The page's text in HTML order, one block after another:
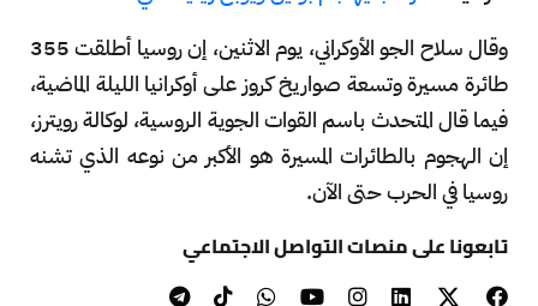
وقال سلاح الجو الأوكراني، يوم الاثنين، إن روسيا أطلقت 355
طائرة مسيرة وتسعة صواريخ كروز على أوكرانيا الليلة الماضية،
فيما قال المتحدث باسم القوات الجوية الروسية، لوكالة رويترز،
إن الهجوم بالطائرات المسيرة هو الأكبر من نوعه الذي تشنه
روسيا في الحرب حتى الآن.
تابعونا على منصات التواصل الاجتماعي